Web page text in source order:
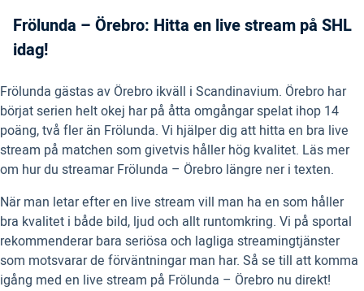
Frölunda – Örebro: Hitta en live stream på SHL
idag!
Frölunda gästas av Örebro ikväll i Scandinavium. Örebro har
börjat serien helt okej har på åtta omgångar spelat ihop 14
poäng, två fler än Frölunda. Vi hjälper dig att hitta en bra live
stream på matchen som givetvis håller hög kvalitet. Läs mer
om hur du streamar Frölunda – Örebro längre ner i texten.
När man letar efter en live stream vill man ha en som håller
bra kvalitet i både bild, ljud och allt runtomkring. Vi på sportal
rekommenderar bara seriösa och lagliga streamingtjänster
som motsvarar de förväntningar man har. Så se till att komma
igång med en live stream på Frölunda – Örebro nu direkt!